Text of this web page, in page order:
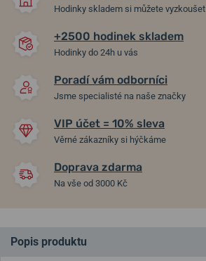
Hodinky skladem si můžete vyzkoušet
+2500 hodinek skladem
Hodinky do 24h u vás
Poradí vám odborníci
Jsme specialisté na naše značky
VIP účet = 10% sleva
Věrné zákazníky si hýčkáme
Doprava zdarma
Na vše od 3000 Kč
Popis produktu